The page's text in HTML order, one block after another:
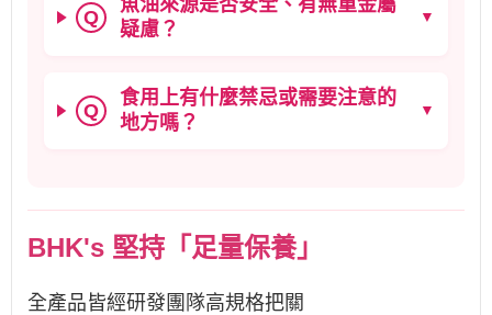
Q
疑慮？
▼
Q
食用上有什麼禁忌或需要注意的
地方嗎？
▼
BHK's 堅持「足量保養」
全產品皆經研發團隊高規格把關